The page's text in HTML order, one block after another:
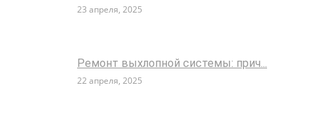
23 апреля, 2025
Ремонт выхлопной системы: прич...
22 апреля, 2025